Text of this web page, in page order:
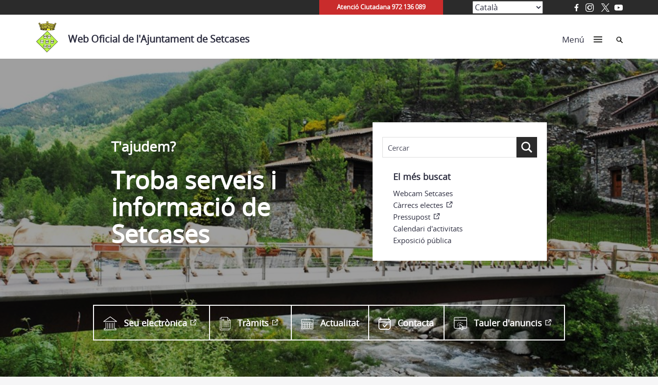
Atenció Ciutadana 972 136 089
Web Oficial de l'Ajuntament de Setcases Menú Cerca
T'ajudem?
Troba serveis i
informació de
Setcases
El més buscat
Webcam Setcases
Càrrecs electes
Pressupost
Calendari d'activitats
Exposició pública
Seu electrònica Tràmits Actualitat Contacta Tauler d'anuncis